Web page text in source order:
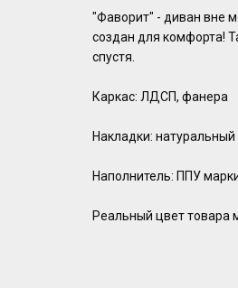
"Фаворит" - диван вне
создан для комфорта!
спустя.
Каркас: ЛДСП, фанера
Накладки:
Наполнитель: ППУ
Реальный цвет товара